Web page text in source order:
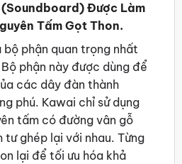
(Soundboard) Được Làm
Tấm Gọt Thon.
bộ phận quan trọng nhất
phận này được dùng để
các dây đàn thành
phú. Kawai chỉ sử dụng
tấm có đường vân gỗ
ghép lại với nhau. Từng
lại để tối ưu hóa khả